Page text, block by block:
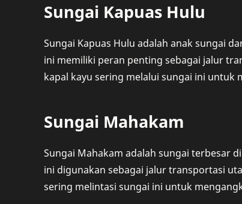
Sungai Kapuas Hulu
Sungai Kapuas Hulu adalah anak sungai
ini memiliki peran penting sebagai jalur
kapal kayu sering melalui sungai ini untuk
Sungai Mahakam
Sungai Mahakam adalah sungai terbesar
ini digunakan sebagai jalur transportasi
sering melintasi sungai ini untuk